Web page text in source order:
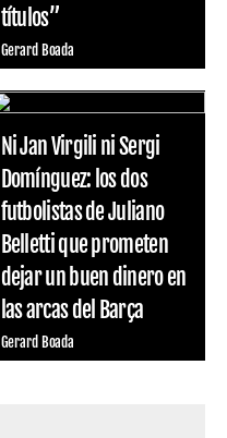
títulos”
Gerard Boada
Ni Jan Virgili ni Sergi
Domínguez: los dos
futbolistas de Juliano
Belletti que prometen
dejar un buen dinero en
las arcas del Barça
Gerard Boada